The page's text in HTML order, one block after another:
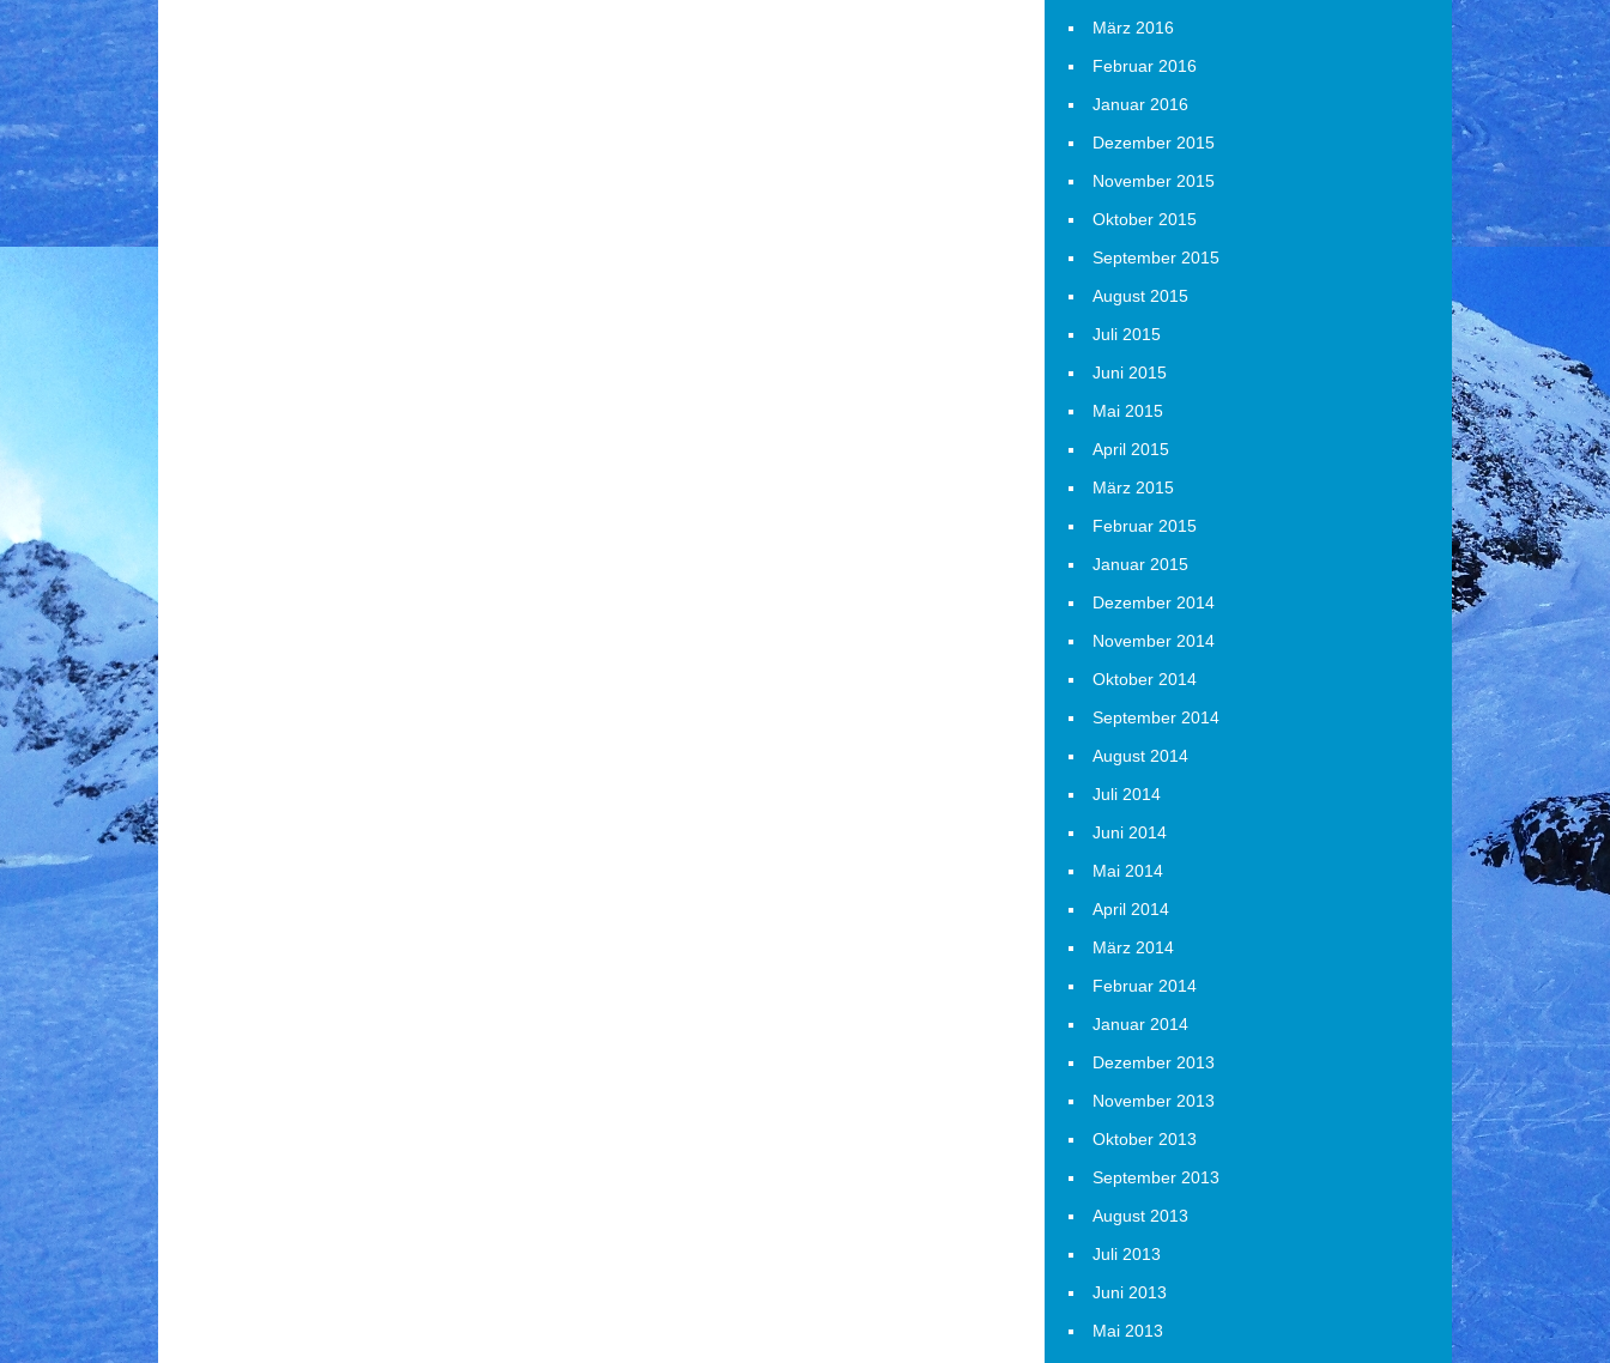
März 2016
Februar 2016
Januar 2016
Dezember 2015
November 2015
Oktober 2015
September 2015
August 2015
Juli 2015
Juni 2015
Mai 2015
April 2015
März 2015
Februar 2015
Januar 2015
Dezember 2014
November 2014
Oktober 2014
September 2014
August 2014
Juli 2014
Juni 2014
Mai 2014
April 2014
März 2014
Februar 2014
Januar 2014
Dezember 2013
November 2013
Oktober 2013
September 2013
August 2013
Juli 2013
Juni 2013
Mai 2013